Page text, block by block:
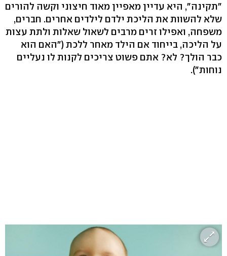
"תקינה", היא עדיין מאפיין מאוד חיצוני וקשה להורים
שלא להשוות את הליכת ילדם לילדים אחרים. חברים,
משפחה, ואפילו זרים מרבים לשאול שאלות ולתת עצות
על הליכה, בייחוד אם הילד מאחר ללכת ("האם הוא
כבר הולך? לא? אתם פשוט צריכים לקנות לו נעליים
נוחות").